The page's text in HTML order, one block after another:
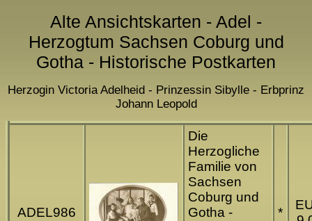
Alte Ansichtskarten - Adel -
Herzogtum Sachsen Coburg und
Gotha - Historische Postkarten
Herzogin Victoria Adelheid - Prinzessin Sibylle - Erbprinz
Johann Leopold
ADEL986
Die
Herzogliche
Familie von
Sachsen
Coburg und
Gotha -
*